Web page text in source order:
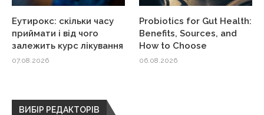
Еутирокс: скільки часу
приймати і від чого
залежить курс лікування
07.08.2026
Probiotics for Gut Health:
Benefits, Sources, and
How to Choose
06.08.2026
ВИБІР РЕДАКТОРІВ